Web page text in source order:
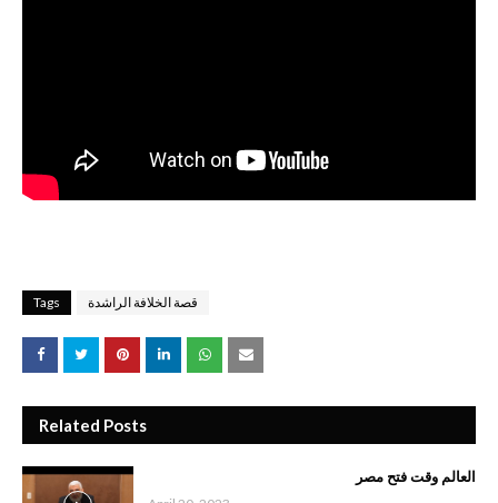
Tags قصة الخلافة الراشدة
Related Posts
العالم وقت فتح مصر